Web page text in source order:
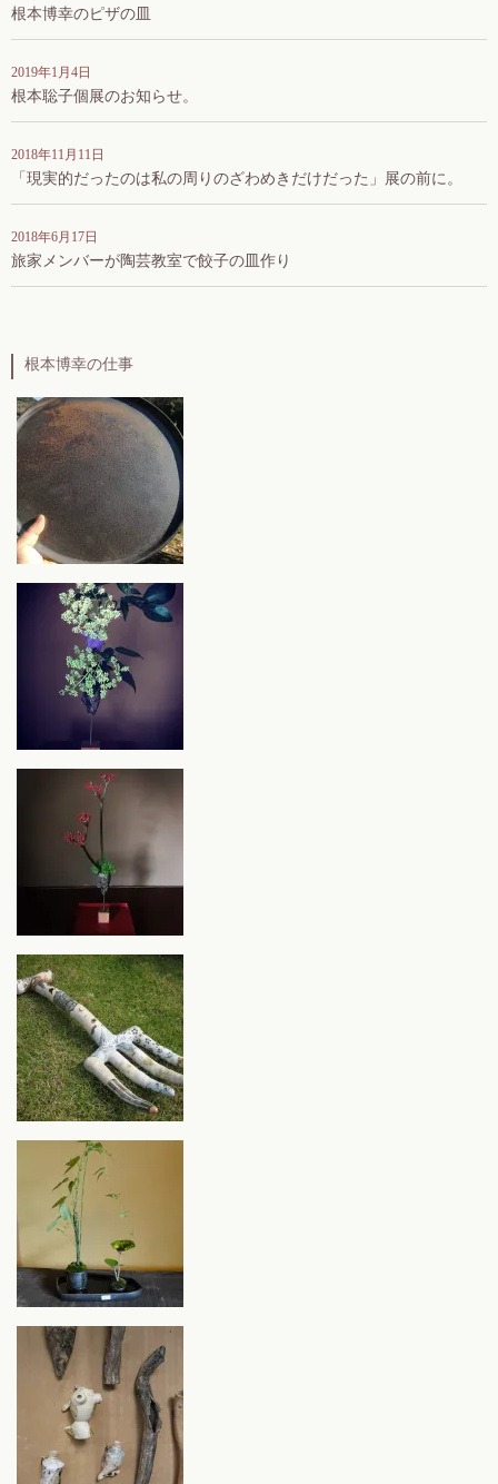
根本博幸のピザの皿
2019年1月4日
根本聡子個展のお知らせ。
2018年11月11日
「現実的だったのは私の周りのざわめきだけだった」展の前に。
2018年6月17日
旅家メンバーが陶芸教室で餃子の皿作り
根本博幸の仕事